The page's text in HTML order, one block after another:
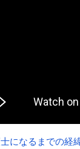
になるまでの経